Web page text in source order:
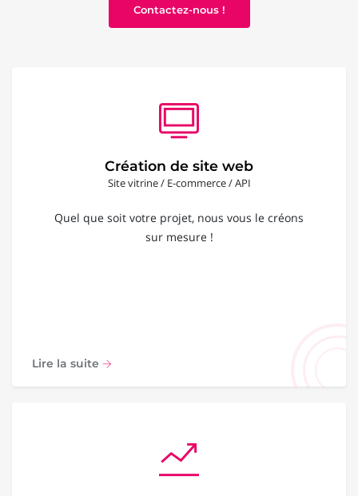
Contactez-nous !
Création de site web
Site vitrine / E-commerce / API
Quel que soit votre projet, nous vous le créons
sur mesure !
Lire la suite